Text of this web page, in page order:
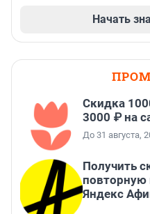
Начать
Скидка
3000 ₽ на
До 31 августа,
Получить
повторную
Яндекс